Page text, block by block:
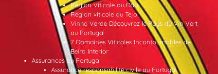
Région Viticole du Dão
Région viticole du Tejo
Vinho Verde Découvrez le Pays du Vin Vert
au Portugal
7 Domaines Viticoles Incontournables de
Beira Interior
Assurances au Portugal
Assurance responsabilité civile au Portugal